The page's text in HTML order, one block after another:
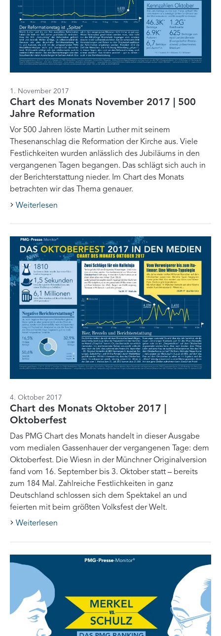
1. November 2017
Chart des Monats November 2017 | 500
Jahre Reformation
Vor 500 Jahren löste Martin Luther mit seinem
Thesenanschlag die Reformation der Kirche aus. Viele
Festlichkeiten wurden anlässlich des Jubiläums in den
vergangenen Tagen begangen. Das schlägt sich auch in
der Berichterstattung nieder. Im Chart des Monats
betrachten wir das Thema genauer.
Weiterlesen
4. Oktober 2017
Chart des Monats Oktober 2017 |
Oktoberfest
Das PMG Chart des Monats handelt in dieser Ausgabe
vom medialen Gassenhauer der vergangenen Tage: dem
Oktoberfest. Die Wiesn in der Münchner Originalversion
fand vom 16. September bis 3. Oktober statt – bereits
zum 184 Mal. Zahlreiche Festlichkeiten in ganz
Deutschland schlossen sich dem Spektakel an und
feierten mit beim größten Volksfest der Welt.
Weiterlesen